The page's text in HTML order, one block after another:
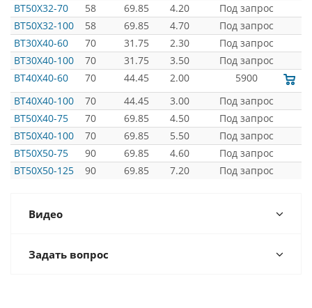
BT50X32-70
58 69.85 4.20
Под запрос
BT50X32-100
58 69.85 4.70
Под запрос
BT30X40-60
70 31.75 2.30
Под запрос
BT30X40-100
70 31.75 3.50
Под запрос
BT40X40-60
70 44.45 2.00
5900
BT40X40-100
70 44.45 3.00
Под запрос
BT50X40-75
70 69.85 4.50
Под запрос
BT50X40-100
70 69.85 5.50
Под запрос
BT50X50-75
90 69.85 4.60
Под запрос
BT50X50-125
90 69.85 7.20 Под запрос
Видео
Задать вопрос